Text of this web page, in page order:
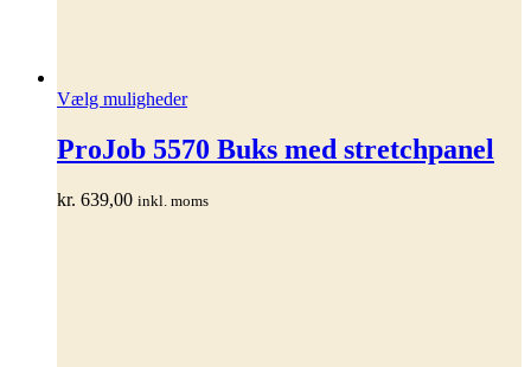
Vælg mulighederDette
har
flere
Mulighederne
ProJob 5570 Buks med stretchpanel
kr. 639,00 inkl. moms